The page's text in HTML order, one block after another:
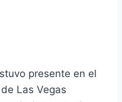
presente en el
Las Vegas